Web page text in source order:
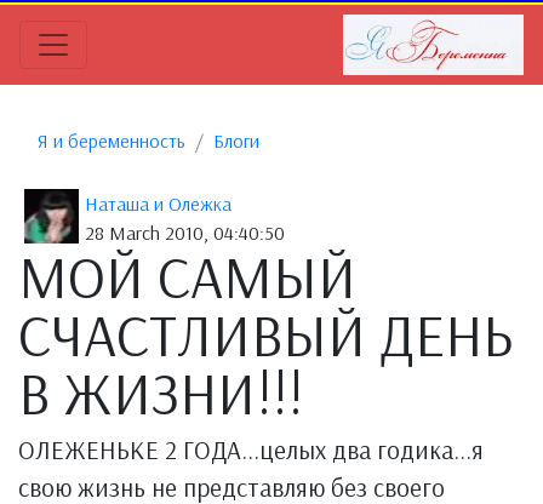
Я и беременность Блоги
Наташа и Олежка
28 March 2010, 04:40:50
МОЙ САМЫЙ
СЧАСТЛИВЫЙ ДЕНЬ
В ЖИЗНИ!!!
ОЛЕЖЕНЬКЕ 2 ГОДА...целых два годика...я
свою жизнь не представляю без своего